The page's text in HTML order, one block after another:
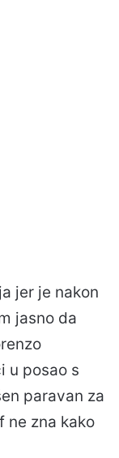
jer je nakon
jasno da
u posao s
paravan za
ne zna kako